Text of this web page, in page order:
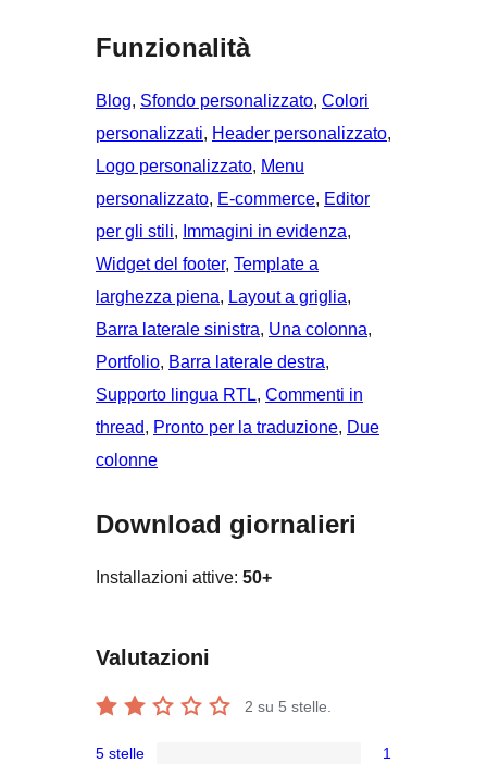
Funzionalità
Blog, Sfondo personalizzato, Colori
personalizzati, Header personalizzato
Logo personalizzato, Menu
personalizzato, E-commerce, Editor
per gli stili, Immagini in evidenza
Widget del footer, Template a
larghezza piena, Layout a griglia
Barra laterale sinistra, Una colonna
Portfolio, Barra laterale destra
Supporto lingua RTL, Commenti in
thread, Pronto per la traduzione, Due
colonne
Download giornalieri
Installazioni attive: 50+
Valutazioni
2 su 5 stelle.
5 stelle 1